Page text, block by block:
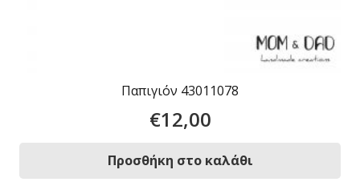
Παπιγιόν 43011078
€12,00
Προσθήκη στο καλάθι